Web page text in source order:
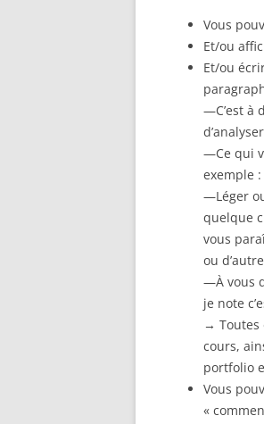
Vous
Et/ou
Et/ou
—C’est à
—Ce qui
exemple
—Léger
quelque
vous
ou
—À vous
je note
→ Toutes
cours,
portfolio
Vous
«